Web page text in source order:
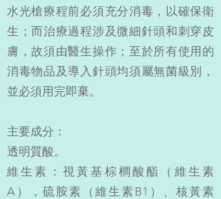
水光槍療程前必須充分消毒，以確保衛
生；而治療過程涉及微細針頭和刺穿皮
膚，故須由醫生操作；至於所有使用的
消毒物品及導入針頭均須屬無菌級別，
並必須用完即棄。
主要成分：
透明質酸。
維生素：視黃基棕櫚酸酯（維生素
A），硫胺素（維生素B1）、核黃素